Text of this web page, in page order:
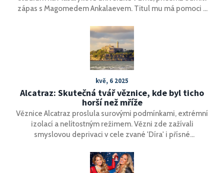
zápas s Magomedem Ankalaevem. Titul mu má pomoci v
kvě, 6 2025
Alcatraz: Skutečná tvář věznice, kde byl ticho
horší než mříže
Věznice Alcatraz proslula surovými podmínkami, extrémní
izolací a nelítostným režimem. Vězni zde zažívali
smyslovou deprivaci v cele zvané 'Díra' i přísné
záhadou.